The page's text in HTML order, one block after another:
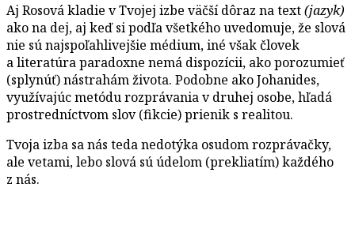
Aj Rosová kladie v Tvojej izbe väčší dôraz na text(jazyk)
ako na dej, aj keď si podľa všetkého uvedomuje, že slová
nie sú najspoľahlivejšie médium, iné však človek
a literatúra paradoxne nemá dispozícii, ako porozumieť
(splynúť) nástrahám života. Podobne ako Johanides,
využívajúc metódu rozprávania v druhej osobe, hľadá
prostredníctvom slov (fikcie) prienik s realitou.
Tvoja izba sa nás teda nedotýka osudom rozprávačky,
ale vetami, lebo slová sú údelom (prekliatím) každého
z nás.